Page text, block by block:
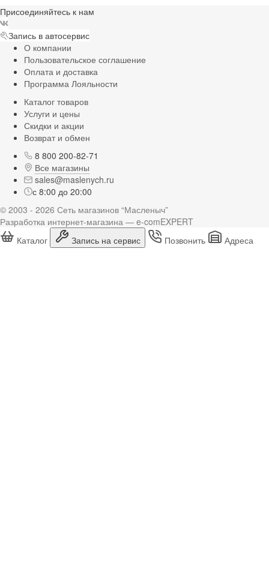
Присоединяйтесь к нам
Запись в автосервис
О компании
Пользовательское соглашение
Оплата и доставка
Программа Лояльности
Каталог товаров
Услуги и цены
Скидки и акции
Возврат и обмен
8 800 200-82-71
Все магазины
sales@maslenych.ru
с 8:00 до 20:00
© 2003 - 2026 Сеть магазинов “Масленыч”
Разработка интернет-магазина — e-comEXPERT
Каталог
Запись на сервис Позвонить Адреса